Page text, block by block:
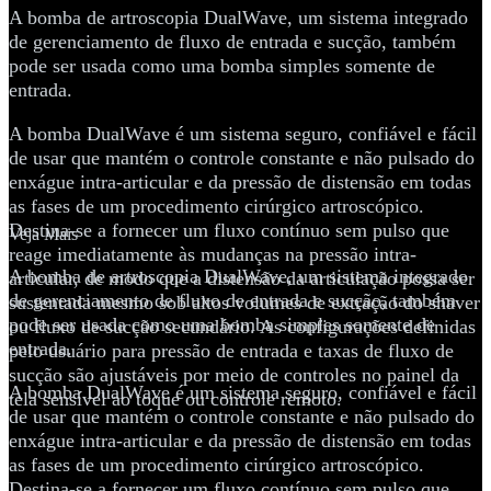
A bomba de artroscopia DualWave, um sistema integrado
de gerenciamento de fluxo de entrada e sucção, também
pode ser usada como uma bomba simples somente de
entrada.
A bomba DualWave é um sistema seguro, confiável e fácil
de usar que mantém o controle constante e não pulsado do
enxágue intra-articular e da pressão de distensão em todas
as fases de um procedimento cirúrgico artroscópico.
Destina-se a fornecer um fluxo contínuo sem pulso que
reage imediatamente às mudanças na pressão intra-
articular, de modo que a distensão da articulação possa ser
sustentada mesmo sob altos volumes de extração do shaver
ou fluxo de sucção secundário. As configurações definidas
pelo usuário para pressão de entrada e taxas de fluxo de
sucção são ajustáveis por meio de controles no painel da
tela sensível ao toque ou controle remoto.
Veja Mais
A bomba de artroscopia DualWave, um sistema integrado
de gerenciamento de fluxo de entrada e sucção, também
pode ser usada como uma bomba simples somente de
entrada.
A bomba DualWave é um sistema seguro, confiável e fácil
de usar que mantém o controle constante e não pulsado do
enxágue intra-articular e da pressão de distensão em todas
as fases de um procedimento cirúrgico artroscópico.